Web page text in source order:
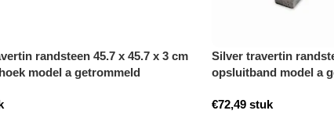
randsteen 45.7 x 45.7 x 3 cm
model a getrommeld
Silver travertin
opsluitband model a
€72,49 stuk